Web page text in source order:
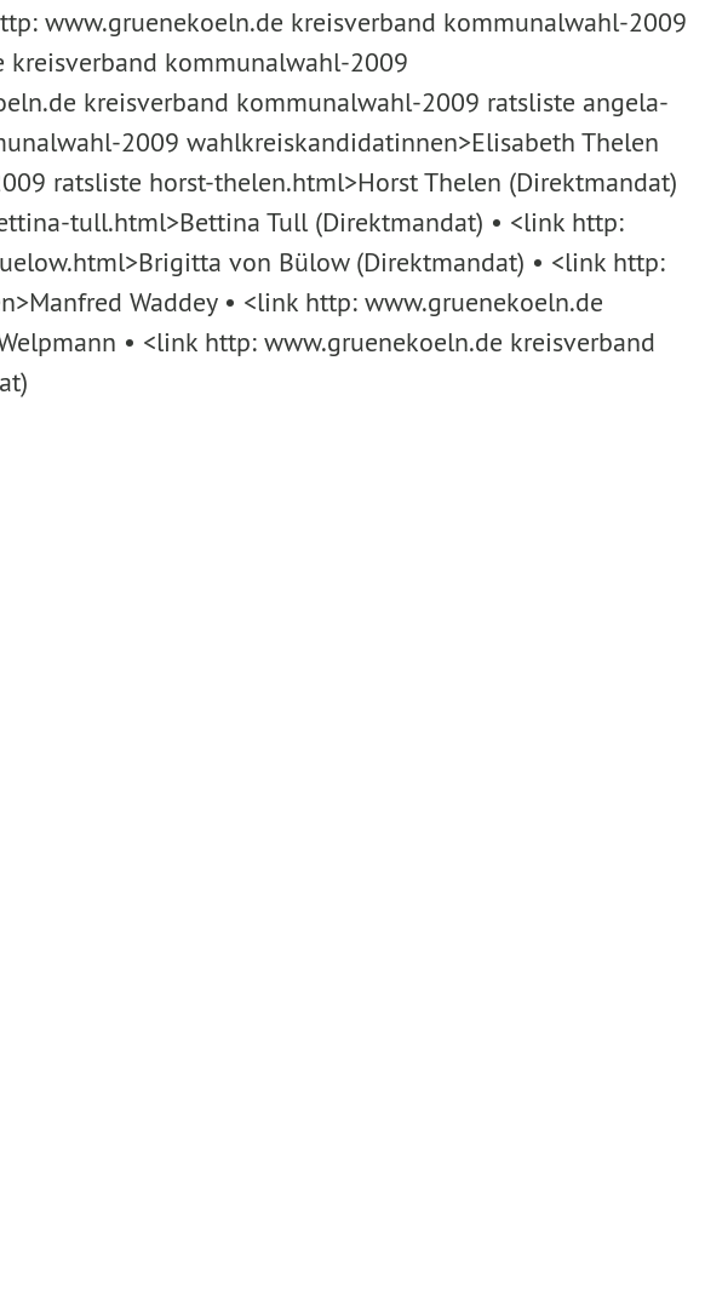
www.gruenekoeln.de kreisverband kommunalwahl-2009
kommunalwahl-2009
kreisverband kommunalwahl-2009 ratsliste angela-
2009 wahlkreiskandidatinnen>Elisabeth Thelen
ratsliste horst-thelen.html>Horst Thelen (Direktmandat)
tull.html>Bettina Tull (Direktmandat) • <link http:
von Bülow (Direktmandat) • <link http:
Waddey • <link http: www.gruenekoeln.de
• <link http: www.gruenekoeln.de kreisverband